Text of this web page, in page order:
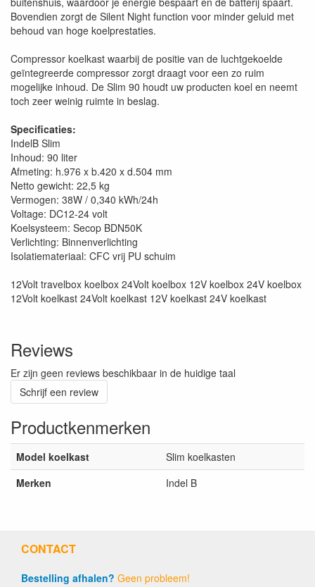
Bovendien zorgt de Silent Night function voor minder geluid met
behoud van hoge koelprestaties.
Compressor koelkast waarbij de positie van de luchtgekoelde
geïntegreerde compressor zorgt draagt voor een zo ruim
mogelijke inhoud. De Slim 90 houdt uw producten koel en neemt
toch zeer weinig ruimte in beslag.
Specificaties:
IndelB Slim
Inhoud: 90 liter
Afmeting: h.976 x b.420 x d.504 mm
Netto gewicht: 22,5 kg
Vermogen: 38W / 0,340 kWh/24h
Voltage: DC12-24 volt
Koelsysteem: Secop BDN50K
Verlichting: Binnenverlichting
Isolatiemateriaal: CFC vrij PU schuim
12Volt travelbox koelbox 24Volt koelbox 12V koelbox 24V koelbox
12Volt koelkast 24Volt koelkast 12V koelkast 24V koelkast
Reviews
Er zijn geen reviews beschikbaar in de huidige taal
Schrijf een review
Productkenmerken
Model koelkast
Slim koelkasten
Merken
Indel B
CONTACT
Bestelling afhalen? Geen probleem!